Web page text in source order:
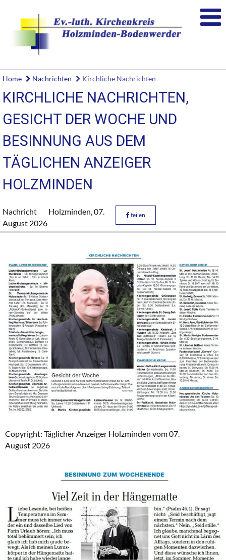
Home Nachrichten Kirchliche Nachrichten
KIRCHLICHE NACHRICHTEN,
GESICHT DER WOCHE UND
BESINNUNG AUS DEM
TÄGLICHEN ANZEIGER
HOLZMINDEN
Nachricht Holzminden,07.
August 2026
teilen
Copyright: Täglicher Anzeiger Holzminden vom 07.
August 2026